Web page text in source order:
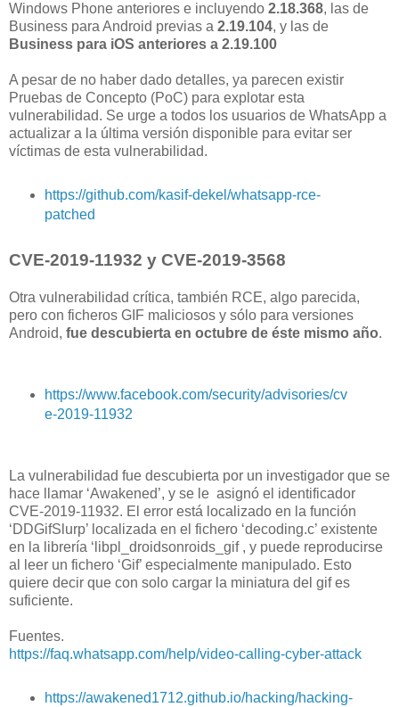
Windows Phone anteriores e incluyendo 2.18.368, las de
Business para Android previas a 2.19.104, y las de
Business para iOS anteriores a 2.19.100
A pesar de no haber dado detalles, ya parecen existir
Pruebas de Concepto (PoC) para explotar esta
vulnerabilidad. Se urge a todos los usuarios de WhatsApp a
actualizar a la última versión disponible para evitar ser
víctimas de esta vulnerabilidad.
https://github.com/kasif-dekel/whatsapp-rce-
patched
CVE-2019-11932 y CVE-2019-3568
Otra vulnerabilidad crítica, también RCE, algo parecida,
pero con ficheros GIF maliciosos y sólo para versiones
Android, fue descubierta en octubre de éste mismo año.
https://www.facebook.com/security/advisories/cv
e-2019-11932
La vulnerabilidad fue descubierta por un investigador que se
hace llamar ‘Awakened’, y se le asignó el identificador
CVE-2019-11932. El error está localizado en la función
‘DDGifSlurp’ localizada en el fichero ‘decoding.c’ existente
en la librería ‘libpl_droidsonroids_gif , y puede reproducirse
al leer un fichero ‘Gif’ especialmente manipulado. Esto
quiere decir que con solo cargar la miniatura del gif es
suficiente.
Fuentes.
https://faq.whatsapp.com/help/video-calling-cyber-attack
https://awakened1712.github.io/hacking/hacking-